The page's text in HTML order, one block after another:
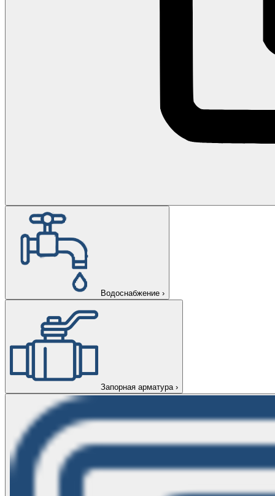
Водоснабжение ›
Запорная арматура ›